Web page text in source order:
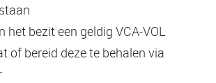
het bezit een geldig VCA-VOL
of bereid deze te behalen via